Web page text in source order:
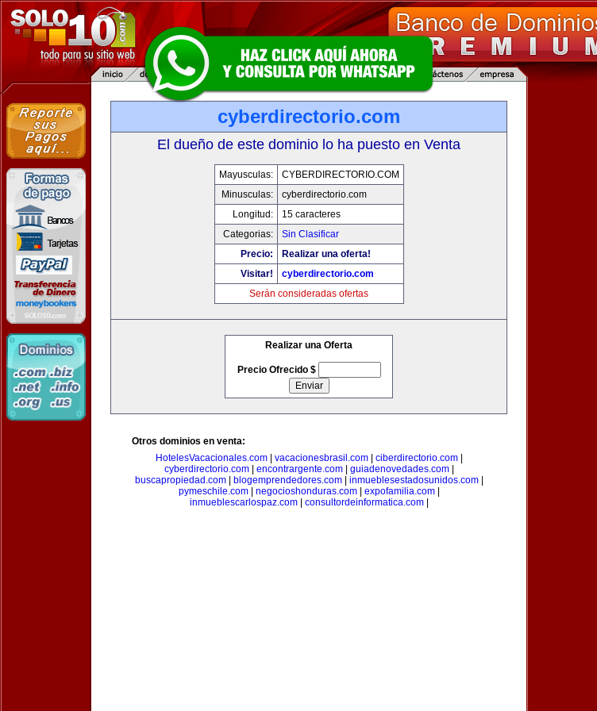
cyberdirectorio.com
El dueño de este dominio lo ha puesto en Venta
Mayusculas:
CYBERDIRECTORIO.COM
Minusculas:
cyberdirectorio.com
Longitud:
15 caracteres
Categorias:
Sin Clasificar
Precio:
Realizar una oferta!
Visitar!
cyberdirectorio.com
Serán consideradas ofertas
Realizar una Oferta
Precio Ofrecido $
Otros dominios en venta:
HotelesVacacionales.com| vacacionesbrasil.com| ciberdirectorio.com|
cyberdirectorio.com| encontrargente.com| guiadenovedades.com|
buscapropiedad.com| blogemprendedores.com| inmueblesestadosunidos.com|
pymeschile.com| negocioshonduras.com| expofamilia.com|
inmueblescarlospaz.com| consultordeinformatica.com|